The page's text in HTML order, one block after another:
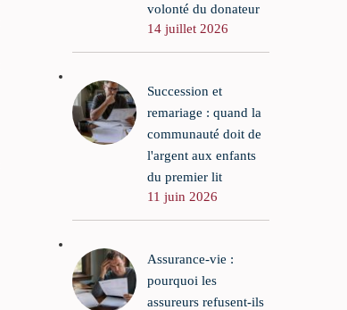
volonté du donateur
14 juillet 2026
Succession et
remariage : quand la
communauté doit de
l'argent aux enfants
du premier lit
11 juin 2026
Assurance-vie :
pourquoi les
assureurs refusent-ils